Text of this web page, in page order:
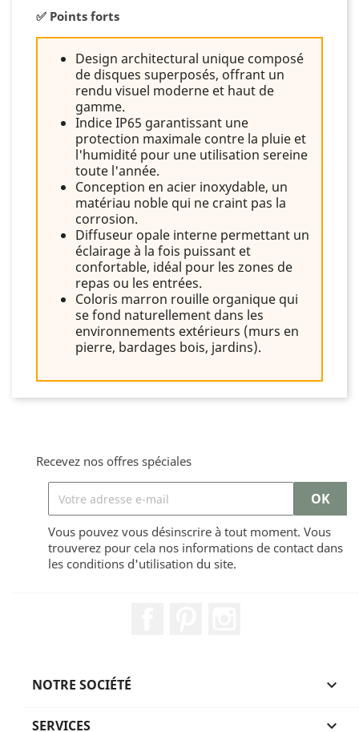
✅ Points forts
Design architectural unique composé
de disques superposés, offrant un
rendu visuel moderne et haut de
gamme.
Indice IP65 garantissant une
protection maximale contre la pluie et
l'humidité pour une utilisation sereine
toute l'année.
Conception en acier inoxydable, un
matériau noble qui ne craint pas la
corrosion.
Diffuseur opale interne permettant un
éclairage à la fois puissant et
confortable, idéal pour les zones de
repas ou les entrées.
Coloris marron rouille organique qui
se fond naturellement dans les
environnements extérieurs (murs en
pierre, bardages bois, jardins).
Recevez nos offres spéciales
Vous pouvez vous désinscrire à tout moment. Vous
trouverez pour cela nos informations de contact dans
les conditions d'utilisation du site.
NOTRE SOCIÉTÉ 
SERVICES 